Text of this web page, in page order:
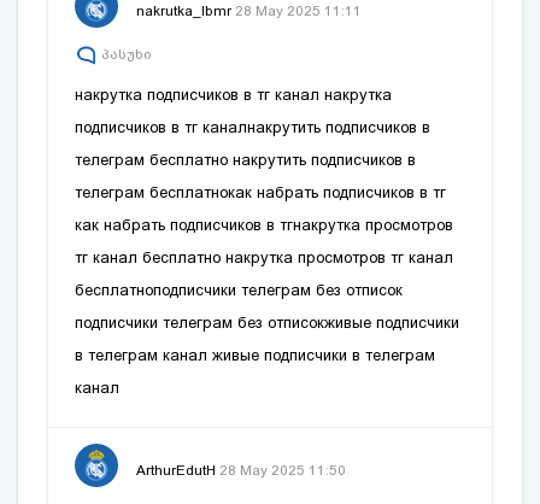
nakrutka_lbmr 28 May 2025 11:11
პასუხი
накрутка подписчиков в тг каналнакрутка
подписчиков в тг каналнакрутить подписчиков в
телеграм бесплатнонакрутить подписчиков в
телеграм бесплатнокак набрать подписчиков в тг
как набрать подписчиков в тгнакрутка просмотров
тг канал бесплатнонакрутка просмотров тг канал
бесплатноподписчики телеграм без отписок
подписчики телеграм без отписокживые подписчики
в телеграм каналживые подписчики в телеграм
канал
ArthurEdutH 28 May 2025 11:50